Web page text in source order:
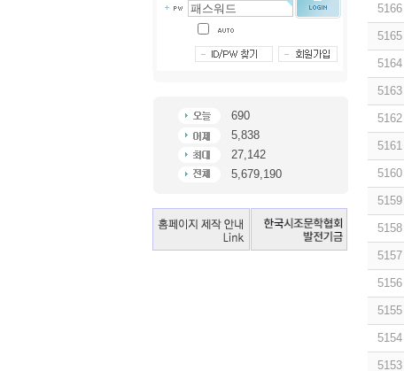
690
5,838
27,142
5,679,190
5166
5165
5164
5163
5162
5161
5160
5159
5158
5157
5156
5155
5154
5153